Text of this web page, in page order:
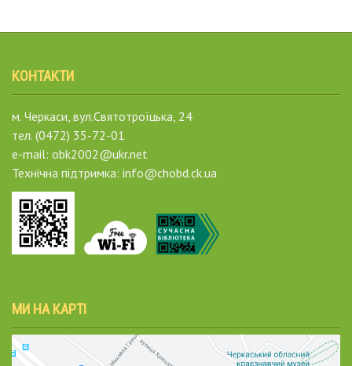
КОНТАКТИ
м. Черкаси, вул.Святотроїцька, 24
тел. (0472) 35-72-01
e-mail: obk2002@ukr.net
Технічна підтримка: info@chobd.ck.ua
МИ НА КАРТІ